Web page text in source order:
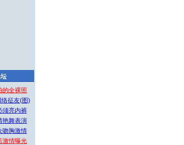
的全裸照
征友(图)
须亮内裤
艳舞表演
吻胸激情
激情曝光